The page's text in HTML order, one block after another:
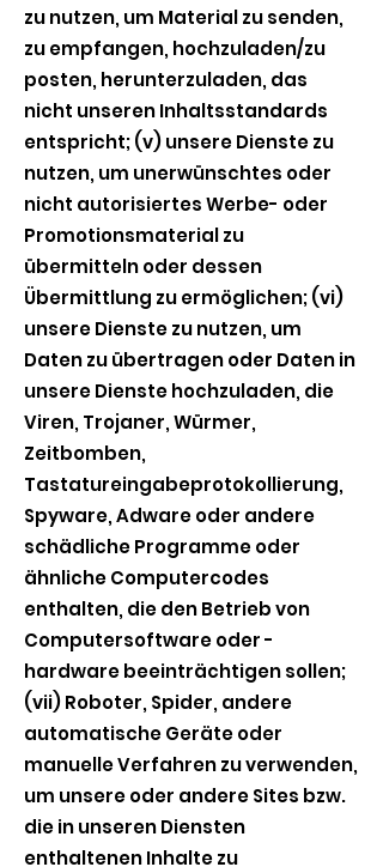
zu nutzen, um Material zu senden,
zu empfangen, hochzuladen/zu
posten, herunterzuladen, das
nicht unseren Inhaltsstandards
entspricht; (v) unsere Dienste zu
nutzen, um unerwünschtes oder
nicht autorisiertes Werbe- oder
Promotionsmaterial zu
übermitteln oder dessen
Übermittlung zu ermöglichen; (vi)
unsere Dienste zu nutzen, um
Daten zu übertragen oder Daten in
unsere Dienste hochzuladen, die
Viren, Trojaner, Würmer,
Zeitbomben,
Tastatureingabeprotokollierung,
Spyware, Adware oder andere
schädliche Programme oder
ähnliche Computercodes
enthalten, die den Betrieb von
Computersoftware oder -
hardware beeinträchtigen sollen;
(vii) Roboter, Spider, andere
automatische Geräte oder
manuelle Verfahren zu verwenden,
um unsere oder andere Sites bzw.
die in unseren Diensten
enthaltenen Inhalte zu